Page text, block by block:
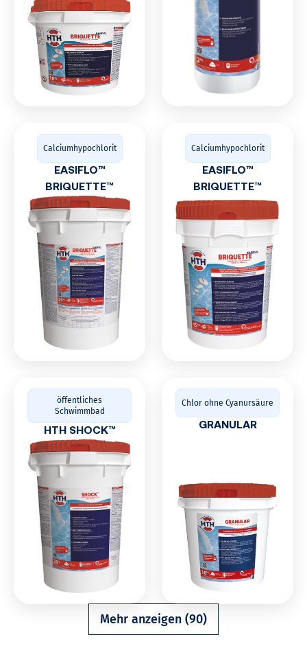
Calciumhypochlorit
EASIFLO™
BRIQUETTE™
Calciumhypochlorit
EASIFLO™
BRIQUETTE™
öffentliches
Schwimmbad
HTH SHOCK™
Chlor ohne Cyanursäure
GRANULAR
Mehr anzeigen (90)